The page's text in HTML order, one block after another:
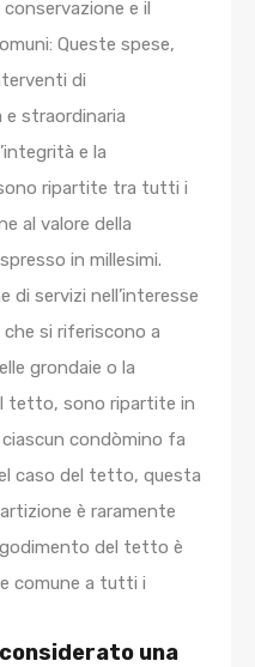
e il
Queste spese,
di
e straordinaria
e la
ripartite tra tutti i
al valore della
in millesimi.
di servizi nell’interesse
si riferiscono a
grondaie o la
tetto, sono ripartite in
ciascun condòmino fa
caso del tetto, questa
è raramente
del tetto è
comune a tutti i
una